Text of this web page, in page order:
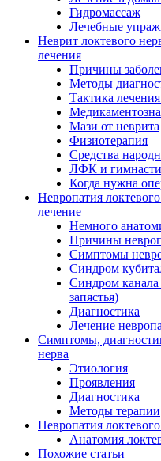
Гидромассаж
Лечебные
Неврит локтевого
лечения
Причины
Методы
Тактика
Мази от неврита
Физиотерапия
Средства
ЛФК и
Когда нужна
Невропатия
лечение
Немного
Причины
Симптомы
Синдром
Синдром
запястья)
Диагностика
Лечение
Симптомы,
нерва
Этиология
Проявления
Диагностика
Методы терапии
Невропатия
Анатомия
Похожие статьи